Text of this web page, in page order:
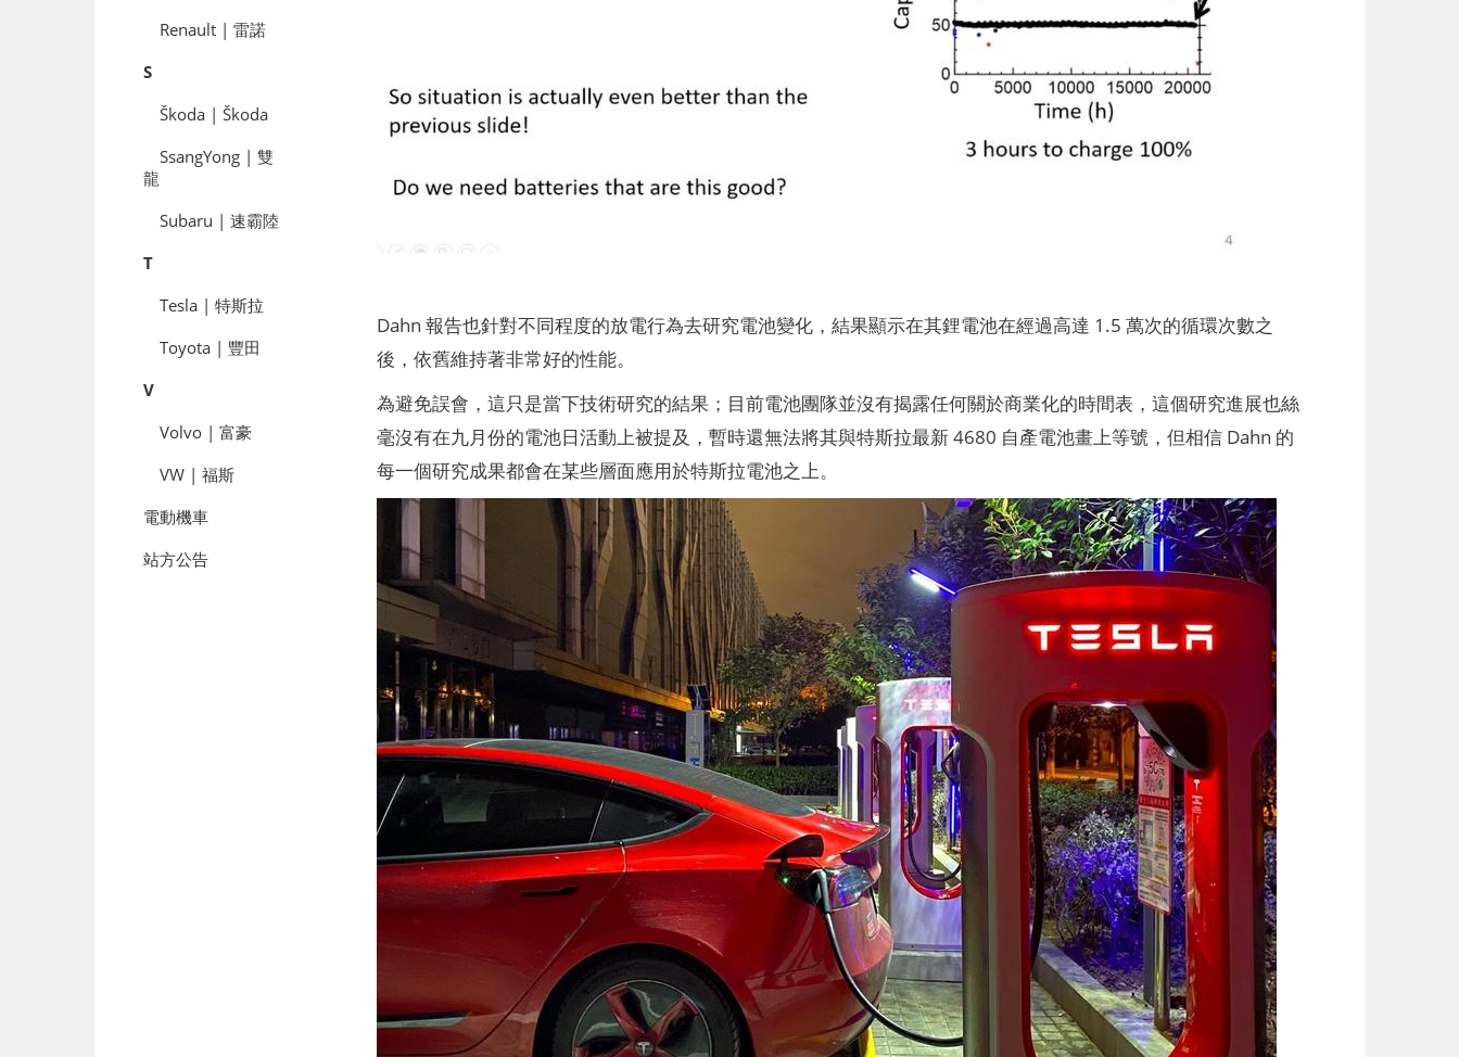
Renault | 雷諾
S
Škoda | Škoda
SsangYong | 雙
龍
Subaru | 速霸陸
T
Tesla | 特斯拉
Toyota | 豐田
V
Volvo | 富豪
VW | 福斯
電動機車
站方公告
Dahn 報告也針對不同程度的放電行為去研究電池變化，結果顯示在其鋰電池在經過高達 1.5 萬次的循環次數之
後，依舊維持著非常好的性能。
為避免誤會，這只是當下技術研究的結果；目前電池團隊並沒有揭露任何關於商業化的時間表，這個研究進展也絲
毫沒有在九月份的電池日活動上被提及，暫時還無法將其與特斯拉最新 4680 自產電池畫上等號，但相信 Dahn 的
每一個研究成果都會在某些層面應用於特斯拉電池之上。